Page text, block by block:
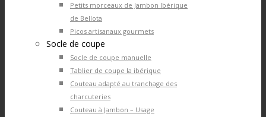
Petits morceaux de Jambon Ibérique
de Bellota
Picos artisanaux gourmets
Socle de coupe
Socle de coupe manuelle
Tablier de coupe la ibérique
Couteau adapté au tranchage des
charcuteries
Couteau à Jambon – Usage